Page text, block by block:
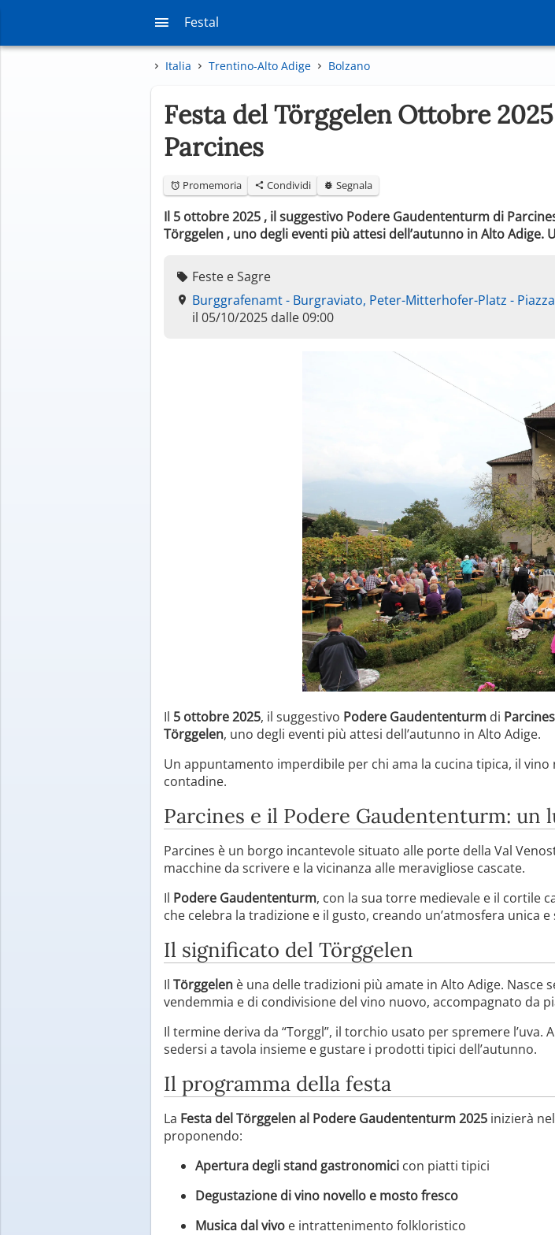
Festal
Italia Trentino-Alto Adige Bolzano
Festa del Törggelen Ottobre
Parcines
Promemoria Condividi Segnala
Il 5 ottobre 2025 , il suggestivo Podere Gaudententurm di
Törggelen , uno degli eventi più attesi dell’autunno in Alto Adige.
Feste e Sagre
Burggrafenamt - Burgraviato, Peter-Mitterhofer-Platz -
il 05/10/2025 dalle 09:00
Il 5 ottobre 2025, il suggestivo Podere Gaudententurm di Parcines
Törggelen, uno degli eventi più attesi dell’autunno in Alto Adige.
Un appuntamento imperdibile per chi ama la cucina tipica, il vino
contadine.
Parcines e il Podere Gaudententurm: un
Parcines è un borgo incantevole situato alle porte della Val
macchine da scrivere e la vicinanza alle meravigliose cascate.
Il Podere Gaudententurm, con la sua torre medievale e il cortile
che celebra la tradizione e il gusto, creando un’atmosfera unica e
Il significato del Törggelen
Il Törggelen è una delle tradizioni più amate in Alto Adige.
vendemmia e di condivisione del vino nuovo, accompagnato da
Il termine deriva da “Torggl”, il torchio usato per spremere l’uva.
sedersi a tavola insieme e gustare i prodotti tipici dell’autunno.
Il programma della festa
La Festa del Törggelen al Podere Gaudententurm 2025 inizierà
proponendo:
Apertura degli stand gastronomici con piatti tipici
Degustazione di vino novello e mosto fresco
Musica dal vivo e intrattenimento folkloristico